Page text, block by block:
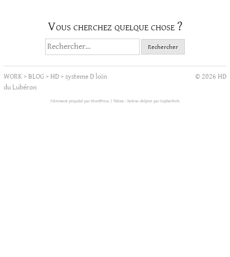
Vous cherchez quelque chose ?
Rechercher :
WORK>BLOG>HD>systeme D loin
du Lubéron
© 2026 HD
Fièrement propulsé par WordPress. Thème : helene-delprat par SophieWeb.